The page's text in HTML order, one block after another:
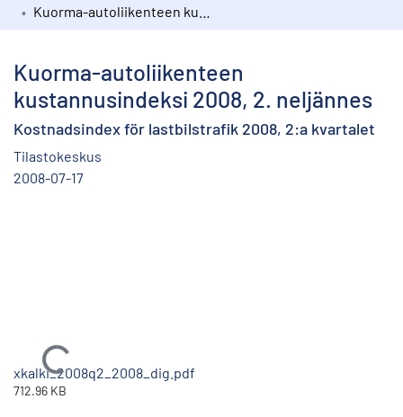
Kokoelmat
Kuorma-autoliikenteen
kustannusindeksi 2008, 2. neljännes
Kostnadsindex för lastbilstrafik 2008, 2:a kvartalet
Tilastokeskus
2008-07-17
Ladataan...
xkalki_2008q2_2008_dig.pdf
712.96 KB